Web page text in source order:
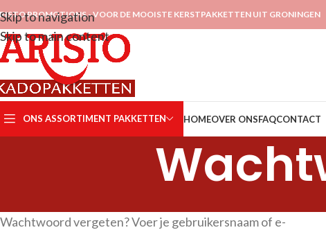
Skip to navigation
Skip to main content
PROMOTIONS - VOOR DE MOOISTE KERSTPAKKETTEN UIT GRONINGEN
ONS ASSORTIMENT PAKKETTEN HOMEOVER ONSFAQCONTACT
Wachtwoord vergeten? Voer je gebruikersnaam of e-